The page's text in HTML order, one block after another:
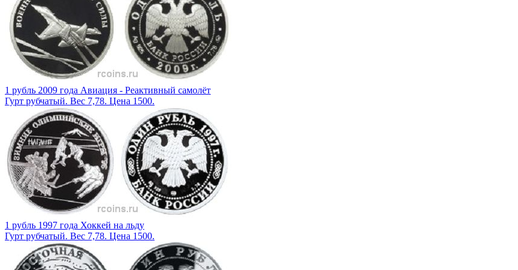
1 рубль 2009 года Авиация - Реактивный самолёт
Гурт рубчатый. Вес 7,78. Цена 1500.
1 рубль 1997 года Хоккей на льду
Гурт рубчатый. Вес 7,78. Цена 1500.